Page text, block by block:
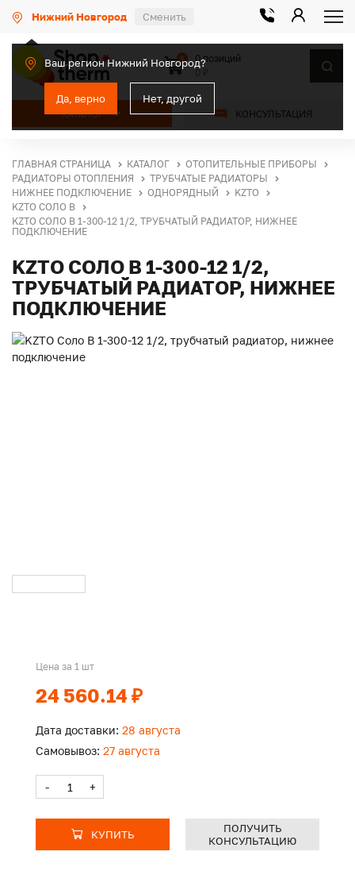
Нижний Новгород Сменить
Ваш регион Нижний Новгород?
Да, верно Нет, другой
КАТАЛОГ КОНСУЛЬТАЦИЯ
0
0 позиций
ГЛАВНАЯ СТРАНИЦА КАТАЛОГ
ОТОПИТЕЛЬНЫЕ ПРИБОРЫ
РАДИАТОРЫ ОТОПЛЕНИЯ
ТРУБЧАТЫЕ РАДИАТОРЫ
НИЖНЕЕ ПОДКЛЮЧЕНИЕ
ОДНОРЯДНЫЙ
KZTO
KZTO СОЛО В
KZTO СОЛО В 1-300-12 1/2, ТРУБЧАТЫЙ РАДИАТОР, НИЖНЕЕ
ПОДКЛЮЧЕНИЕ
KZTO СОЛО В 1-300-12 1/2,
ТРУБЧАТЫЙ РАДИАТОР, НИЖНЕЕ
ПОДКЛЮЧЕНИЕ
Цена за 1 шт
24 560.14 ₽
Дата доставки: 28 августа
Самовывоз: 27 августа
- +
КУПИТЬ
ПОЛУЧИТЬ
КОНСУЛЬТАЦИЮ